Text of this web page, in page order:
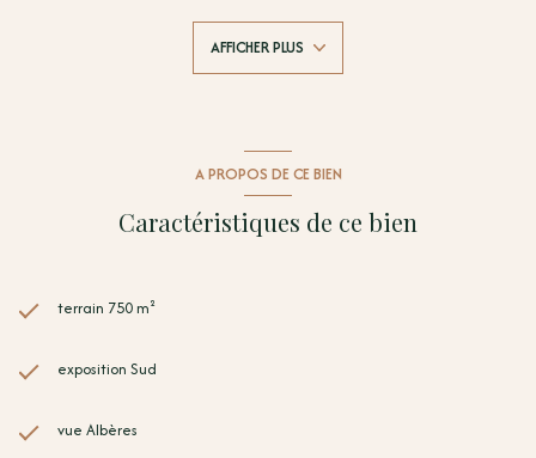
intégralement à la charge acquéreur.
Les informations sur les risques auxquels ce bien est exposé sont
disponibles sur le site Géorisques : https://www.georisques.gouv.fr
AFFICHER PLUS
A PROPOS DE CE BIEN
Caractéristiques de ce bien
terrain 750 m²
exposition Sud
vue Albères